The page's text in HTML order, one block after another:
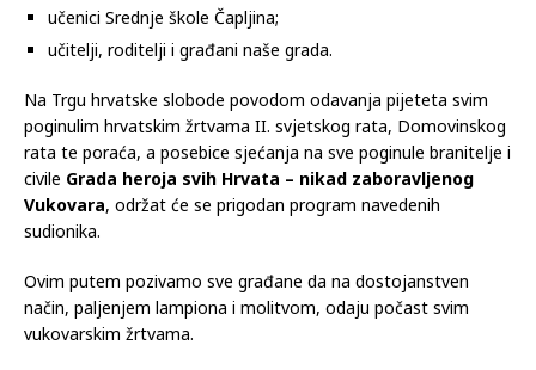
učenici Srednje škole Čapljina;
učitelji, roditelji i građani naše grada.
Na Trgu hrvatske slobode povodom odavanja pijeteta svim
poginulim hrvatskim žrtvama II. svjetskog rata, Domovinskog
rata te poraća, a posebice sjećanja na sve poginule branitelje i
civile Grada heroja svih Hrvata – nikad zaboravljenog
Vukovara, održat će se prigodan program navedenih
sudionika.
Ovim putem pozivamo sve građane da na dostojanstven
način, paljenjem lampiona i molitvom, odaju počast svim
vukovarskim žrtvama.